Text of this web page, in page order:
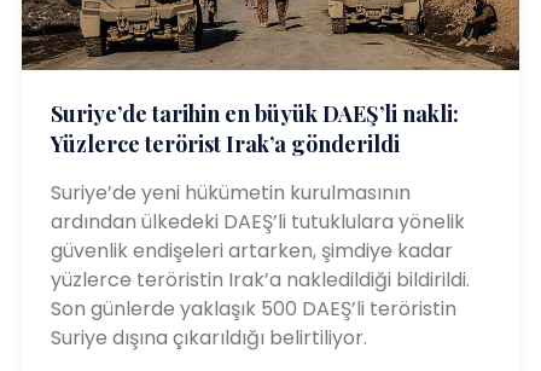
Suriye’de tarihin en büyük DAEŞ’li nakli:
Yüzlerce terörist Irak’a gönderildi
Suriye’de yeni hükümetin kurulmasının
ardından ülkedeki DAEŞ’li tutuklulara yönelik
güvenlik endişeleri artarken, şimdiye kadar
yüzlerce teröristin Irak’a nakledildiği bildirildi.
Son günlerde yaklaşık 500 DAEŞ’li teröristin
Suriye dışına çıkarıldığı belirtiliyor.